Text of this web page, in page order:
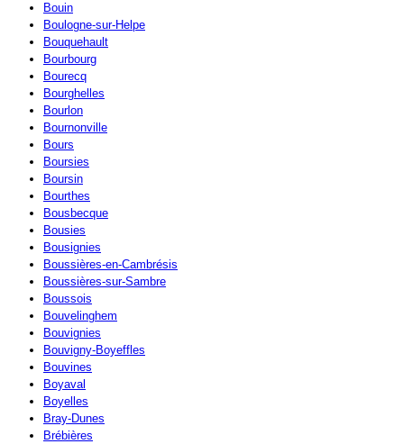
Bouin
Boulogne-sur-Helpe
Bouquehault
Bourbourg
Bourecq
Bourghelles
Bourlon
Bournonville
Bours
Boursies
Boursin
Bourthes
Bousbecque
Bousies
Bousignies
Boussières-en-Cambrésis
Boussières-sur-Sambre
Boussois
Bouvelinghem
Bouvignies
Bouvigny-Boyeffles
Bouvines
Boyaval
Boyelles
Bray-Dunes
Brébières